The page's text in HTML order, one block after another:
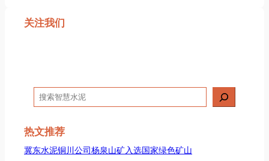
关注我们
搜
索
热文推荐
冀东水泥铜川公司杨泉山矿入选国家绿色矿山